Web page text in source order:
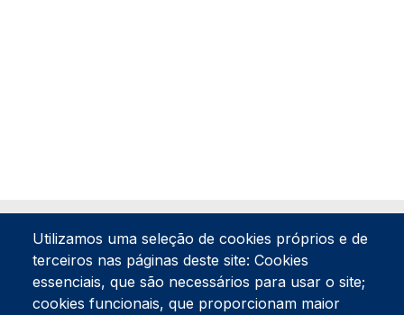
Utilizamos uma seleção de cookies próprios e de
terceiros nas páginas deste site: Cookies
essenciais, que são necessários para usar o site;
cookies funcionais, que proporcionam maior